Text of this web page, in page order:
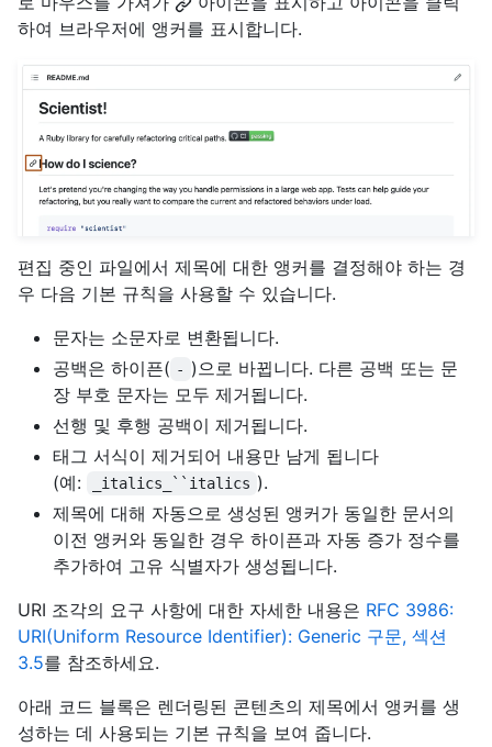
하여 브라우저에 앵커를 표시합니다.
편집 중인 파일에서 제목에 대한 앵커를 결정해야 하는 경
우 다음 기본 규칙을 사용할 수 있습니다.
문자는 소문자로 변환됩니다.
공백은 하이픈( - )으로 바뀝니다. 다른 공백 또는 문
장 부호 문자는 모두 제거됩니다.
선행 및 후행 공백이 제거됩니다.
태그 서식이 제거되어 내용만 남게 됩니다
(예:
_italics_``italics ).
제목에 대해 자동으로 생성된 앵커가 동일한 문서의
이전 앵커와 동일한 경우 하이픈과 자동 증가 정수를
추가하여 고유 식별자가 생성됩니다.
URI 조각의 요구 사항에 대한 자세한 내용은 RFC 3986:
URI(Uniform Resource Identifier): Generic 구문, 섹션
3.5를 참조하세요.
아래 코드 블록은 렌더링된 콘텐츠의 제목에서 앵커를 생
성하는 데 사용되는 기본 규칙을 보여 줍니다.